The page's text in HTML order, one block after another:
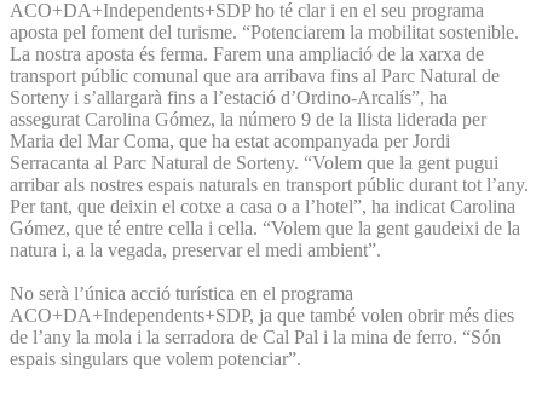
ACO+DA+Independents+SDP ho té clar i en el seu programa
aposta pel foment del turisme. “Potenciarem la mobilitat sostenible.
La nostra aposta és ferma. Farem una ampliació de la xarxa de
transport públic comunal que ara arribava fins al Parc Natural de
Sorteny i s’allargarà fins a l’estació d’Ordino-Arcalís”, ha
assegurat Carolina Gómez, la número 9 de la llista liderada per
Maria del Mar Coma, que ha estat acompanyada per Jordi
Serracanta al Parc Natural de Sorteny. “Volem que la gent pugui
arribar als nostres espais naturals en transport públic durant tot l’any.
Per tant, que deixin el cotxe a casa o a l’hotel”, ha indicat Carolina
Gómez, que té entre cella i cella. “Volem que la gent gaudeixi de la
natura i, a la vegada, preservar el medi ambient”.
No serà l’única acció turística en el programa
ACO+DA+Independents+SDP, ja que també volen obrir més dies
de l’any la mola i la serradora de Cal Pal i la mina de ferro. “Són
espais singulars que volem potenciar”.